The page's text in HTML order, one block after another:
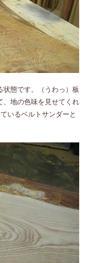
態です。（うわっ）板
、地の色味を見せてくれ
いるベルトサンダーと